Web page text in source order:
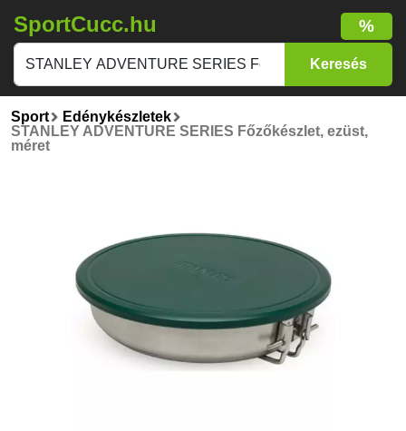
SportCucc.hu %
Sport
Edénykészletek
STANLEY ADVENTURE SERIES Főzőkészlet, ezüst,
méret